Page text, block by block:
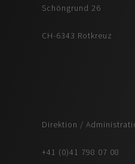
Schöngrund 26
CH-6343 Rotkreuz
Direktion /
+41 (0)41 798 07 08